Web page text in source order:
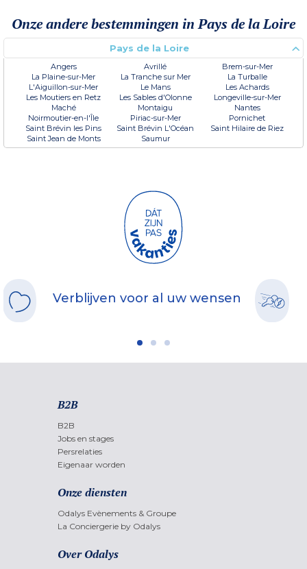
Onze andere bestemmingen in Pays de la Loire
Pays de la Loire
Angers Avrillé
Brem-sur-Mer
La Plaine-sur-Mer
La Tranche sur Mer
La Turballe
L'Aiguillon-sur-Mer
Le Mans
Les Achards
Les Moutiers en Retz
Les Sables d'Olonne
Longeville-sur-Mer
Maché
Montaigu
Nantes
Noirmoutier-en-l'Île
Piriac-sur-Mer
Pornichet
Saint Brévin les Pins
Saint Brévin L'Océan
Saint Hilaire de Riez
Saint Jean de Monts
Saumur
Verblijven voor al uw wensen
B2B
B2B
Jobs en stages
Persrelaties
Eigenaar worden
Onze diensten
Odalys Evènements & Groupe
La Conciergerie by Odalys
Over Odalys